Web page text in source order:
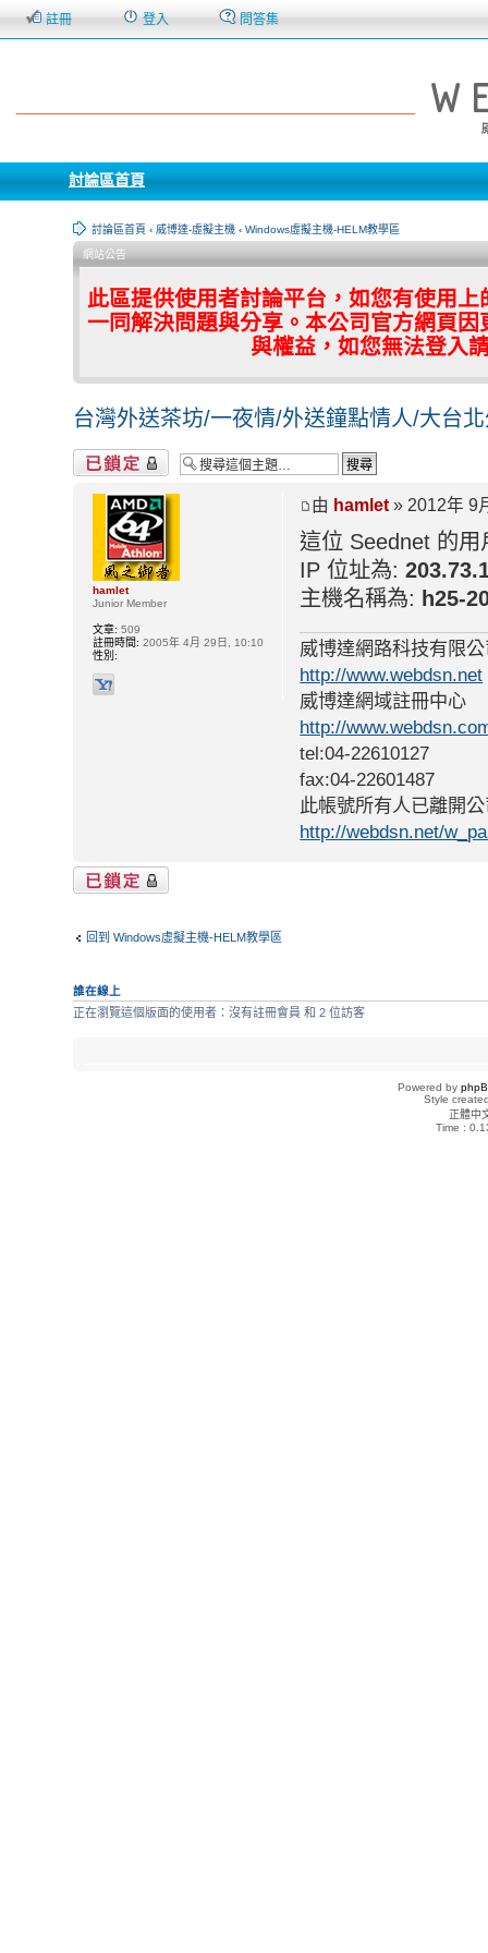
註冊 登入 問答集
討論區首頁
討論區首頁 ‹ 威博達-虛擬主機 ‹ Windows虛擬主機-HELM教學區
網站公告
此區提供使用者討論平台，如您有使用
一同解決問題與分享。本公司官方網頁
與權益，如您無法登入
台灣外送茶坊/一夜情/外送鐘點情人/大台
主題已鎖定
由 hamlet » 2012年 9
這位 Seednet 的
IP 位址為:
主機名稱為: h25-
威博達網路科技有限
http://www.webdsn.net
威博達網域註冊中心
http://
tel:04-22610127
fax:04-22601487
此帳號所有人已離開
http://webdsn.net/
hamlet
Junior Member
文章: 509
註冊時間: 2005年 4月 29日, 10:10
性別:
主題已鎖定
回到 Windows虛擬主機-HELM教學區
誰在線上
正在瀏覽這個版面的使用者：沒有註冊會員 和 2 位訪客
Powered by
Style
正體中
Time :